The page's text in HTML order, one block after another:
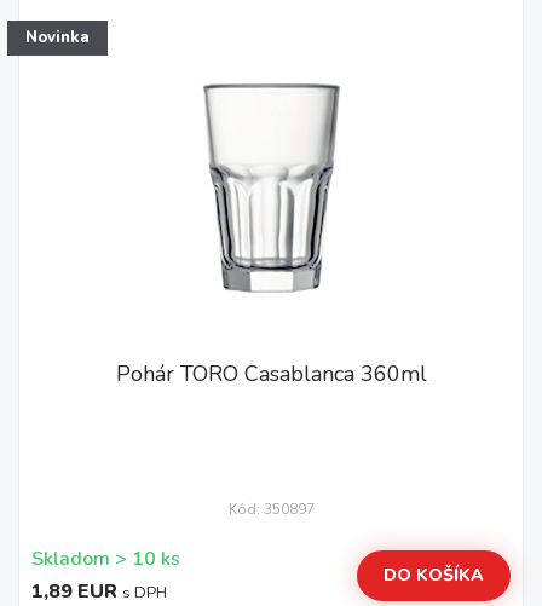
Novinka
Pohár TORO Casablanca 360ml
Kód: 350897
Skladom > 10 ks
1,89 EUR s DPH
DO KOŠÍKA